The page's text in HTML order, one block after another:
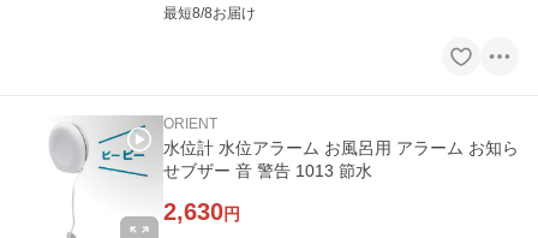
最短8/8お届け
ORIENT
水位計 水位アラーム お風呂用 アラーム お知ら
せブザー 音 警告 1013 節水
2,630円